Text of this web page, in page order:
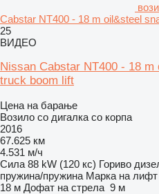
Cabstar NT400 - 18 m oil&steel
25
ВИДЕО
Nissan Cabstar NT400 - 18
truck boom lift
Цена на барање
Возило со дигалка со корпа
2016
67.625 км
4.531 м/ч
Сила 88 kW (120 кс) Гориво
пружина/пружина Марка на лифт
18 м Дофат на стрела 9 м